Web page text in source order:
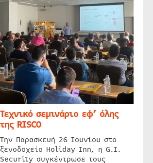
Τεχνικό σεμινάριο εφ’ όλης
της RISCO
Την Παρασκευή 26 Ιουνίου στο
ξενοδοχείο Holiday Inn, η G.I.
Security συγκέντρωσε τους